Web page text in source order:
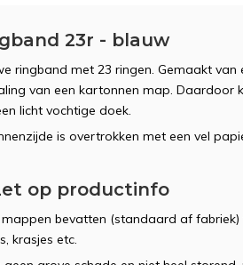
23r - blauw
ringband met 23 ringen. Gemaakt
van een kartonnen map. Daardoor
licht vochtige doek.
is overtrokken met een vel
op productinfo
bevatten (standaard af
krasjes etc.